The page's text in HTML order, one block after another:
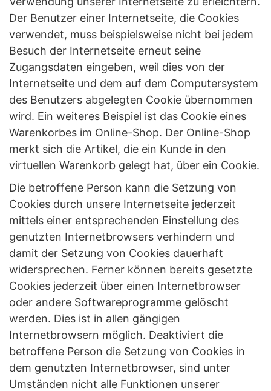
Der Benutzer einer Internetseite, die Cookies
verwendet, muss beispielsweise nicht bei jedem
Besuch der Internetseite erneut seine
Zugangsdaten eingeben, weil dies von der
Internetseite und dem auf dem Computersystem
des Benutzers abgelegten Cookie übernommen
wird. Ein weiteres Beispiel ist das Cookie eines
Warenkorbes im Online-Shop. Der Online-Shop
merkt sich die Artikel, die ein Kunde in den
virtuellen Warenkorb gelegt hat, über ein Cookie.
Die betroffene Person kann die Setzung von
Cookies durch unsere Internetseite jederzeit
mittels einer entsprechenden Einstellung des
genutzten Internetbrowsers verhindern und
damit der Setzung von Cookies dauerhaft
widersprechen. Ferner können bereits gesetzte
Cookies jederzeit über einen Internetbrowser
oder andere Softwareprogramme gelöscht
werden. Dies ist in allen gängigen
Internetbrowsern möglich. Deaktiviert die
betroffene Person die Setzung von Cookies in
dem genutzten Internetbrowser, sind unter
Umständen nicht alle Funktionen unserer